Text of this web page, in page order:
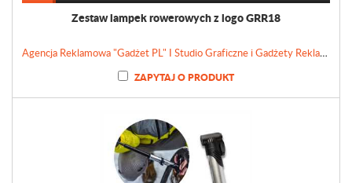
Zestaw lampek rowerowych z logo GRR18
Agencja Reklamowa "Gadżet PL" I Studio Graficzne i Gadżety Reklamowe
ZAPYTAJ O PRODUKT